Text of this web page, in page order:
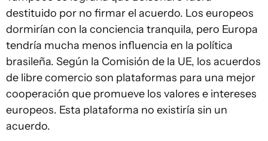
destituido por no firmar el acuerdo. Los europeos
dormirían con la conciencia tranquila, pero Europa
tendría mucha menos influencia en la política
brasileña. Según la Comisión de la UE, los acuerdos
de libre comercio son plataformas para una mejor
cooperación que promueve los valores e intereses
europeos. Esta plataforma no existiría sin un
acuerdo.